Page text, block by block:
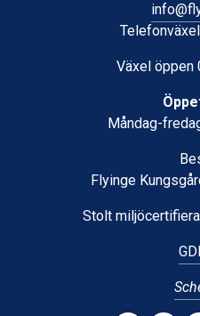
Växel öppen
Måndag-
Flyinge
Stolt